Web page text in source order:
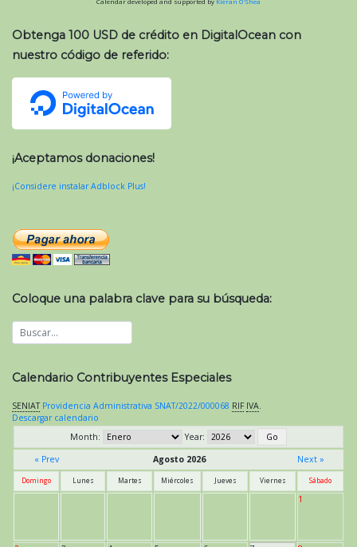
Calendar developed and supported by Kieran O'Shea
Obtenga 100 USD de crédito en DigitalOcean con
nuestro código de referido:
¡Aceptamos donaciones!
¡Considere instalar Adblock Plus!
Coloque una palabra clave para su búsqueda:
Calendario Contribuyentes Especiales
SENIAT Providencia Administrativa SNAT/2022/000068 RIF IVA.
Descargar calendario
Month:
Year:
« Prev
Agosto 2026 Next »
Domingo Lunes Martes Miércoles Jueves Viernes Sábado
1